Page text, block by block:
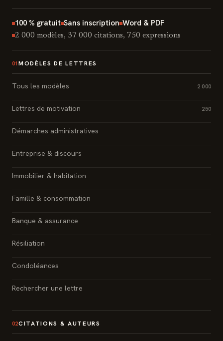
100 % gratuit Sans inscription Word & PDF
2 000 modèles, 37 000 citations, 750 expressions
01 MODÈLES DE LETTRES
Tous les modèles 2 000
Lettres de motivation 250
Démarches administratives
Entreprise & discours
Immobilier & habitation
Famille & consommation
Banque & assurance
Résiliation
Condoléances
Rechercher une lettre
02CITATIONS & AUTEURS